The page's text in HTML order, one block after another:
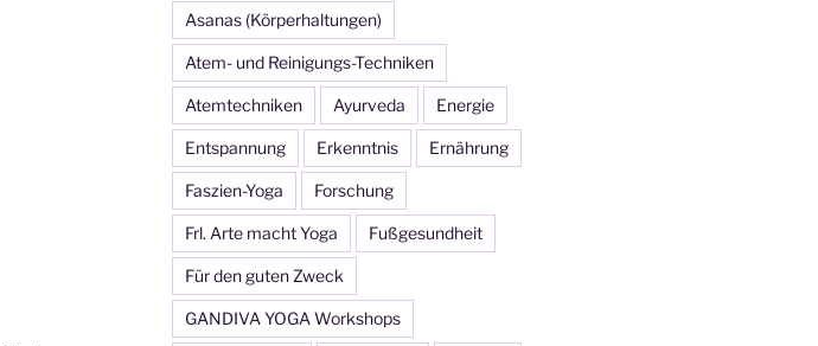
Asanas (Körperhaltungen)
Atem- und Reinigungs-Techniken
Atemtechniken Ayurveda Energie
Entspannung Erkenntnis Ernährung
Faszien-Yoga Forschung
Frl. Arte macht Yoga Fußgesundheit
Für den guten Zweck
GANDIVA YOGA Workshops